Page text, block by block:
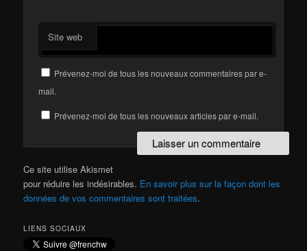
Site web
Prévenez-moi de tous les nouveaux commentaires par e-
mail.
Prévenez-moi de tous les nouveaux articles par e-mail.
Ce site utilise Akismet
pour réduire les indésirables. En savoir plus sur la façon dont les
données de vos commentaires sont traitées.
LIENS SOCIAUX